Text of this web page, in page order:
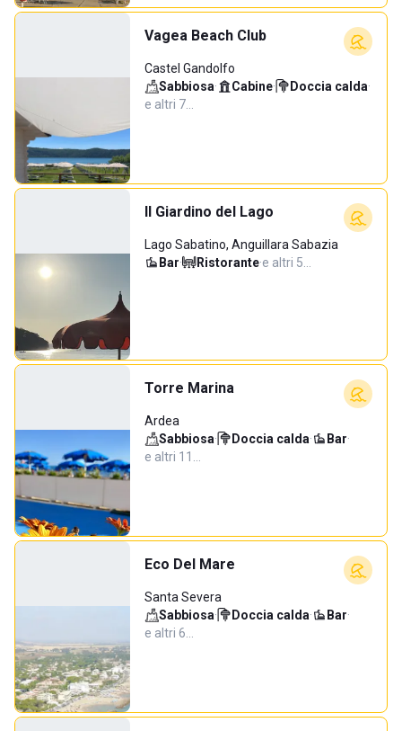
Vagea Beach Club
Castel Gandolfo
Sabbiosa· Cabine· Doccia calda·
e altri 7…
Il Giardino del Lago
Lago Sabatino, Anguillara Sabazia
Bar· Ristorante·e altri 5…
Torre Marina
Ardea
Sabbiosa· Doccia calda· Bar·
e altri 11…
Eco Del Mare
Santa Severa
Sabbiosa· Doccia calda· Bar·
e altri 6…